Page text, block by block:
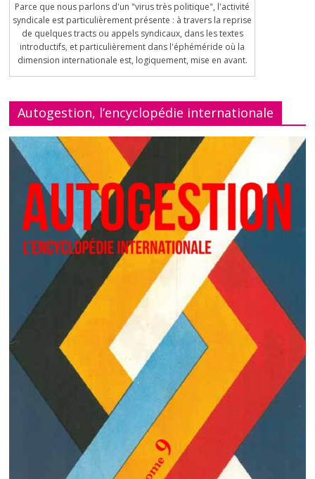
Parce que nous parlons d'un "virus très politique", l'activité
syndicale est particulièrement présente : à travers la reprise
de quelques tracts ou appels syndicaux, dans les textes
introductifs, et particulièrement dans l'éphéméride où la
dimension internationale est, logiquement, mise en avant.
Autogestion, l’encyclopédie internationale